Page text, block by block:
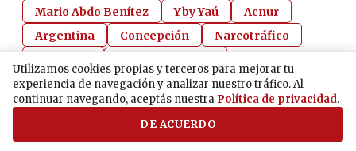
Mario Abdo Benítez
Yby Yaú
Acnur
Argentina
Concepción
Narcotráfico
Partido Patria Libre
Utilizamos cookies propias y terceros para mejorar tu
experiencia de navegación y analizar nuestro tráfico. Al
continuar navegando, aceptás nuestra Política de privacidad.
DE ACUERDO